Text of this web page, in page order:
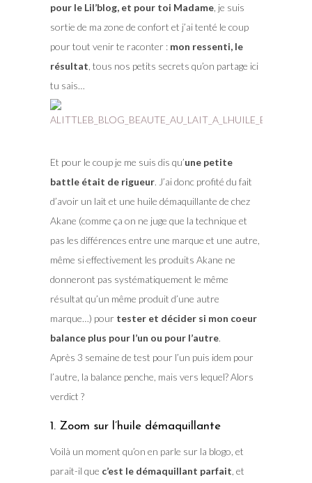
pour le Lil’blog, et pour toi Madame, je suis
sortie de ma zone de confort et j’ai tenté le coup
pour tout venir te raconter : mon ressenti, le
résultat , tous nos petits secrets qu’on partage ici
tu sais…
Et pour le coup je me suis dis qu’une petite
battle était de rigueur. J’ai donc profité du fait
d’avoir un lait et une huile démaquillante de chez
Akane (comme ça on ne juge que la technique et
pas les différences entre une marque et une autre,
même si effectivement les produits Akane ne
donneront pas systématiquement le même
résultat qu’un même produit d’une autre
marque…) pour tester et décider si mon coeur
balance plus pour l’un ou pour l’autre.
Après 3 semaine de test pour l’un puis idem pour
l’autre, la balance penche, mais vers lequel? Alors
verdict ?
1. Zoom sur l’huile démaquillante
Voilà un moment qu’on en parle sur la blogo, et
parait-il que c’est le démaquillant parfait , et